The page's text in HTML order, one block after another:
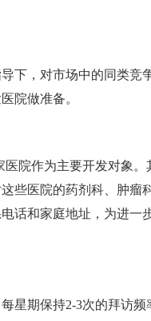
下，对市场中的同类竞
院做准备。
院作为主要开发对象
些医院的药剂科、肿瘤
话和家庭地址，为进一
星期保持2-3次的拜访